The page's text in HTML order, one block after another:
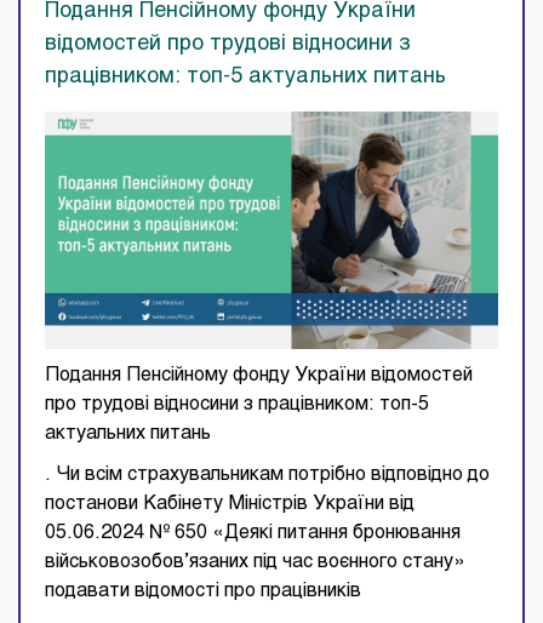
Подання Пенсійному фонду України
відомостей про трудові відносини з
працівником: топ-5 актуальних питань
Подання Пенсійному фонду України відомостей
про трудові відносини з працівником: топ-5
актуальних питань
. Чи всім страхувальникам потрібно відповідно до
постанови Кабінету Міністрів України від
05.06.2024 № 650 «Деякі питання бронювання
військовозобов’язаних під час воєнного стану»
подавати відомості про працівників